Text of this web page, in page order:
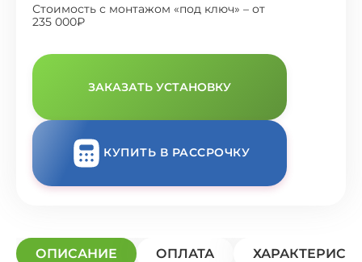
Стоимость с монтажом «под ключ» – от
235 000₽
ЗАКАЗАТЬ УСТАНОВКУ
КУПИТЬ В РАССРОЧКУ
ОПИСАНИЕ ОПЛАТА